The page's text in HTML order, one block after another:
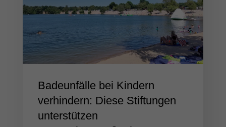
Badeunfälle bei Kindern
verhindern: Diese Stiftungen
unterstützen